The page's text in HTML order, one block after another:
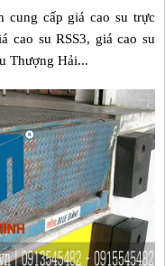
cung cấp giá cao su trực
cao su RSS3, giá cao su
Thượng Hải...